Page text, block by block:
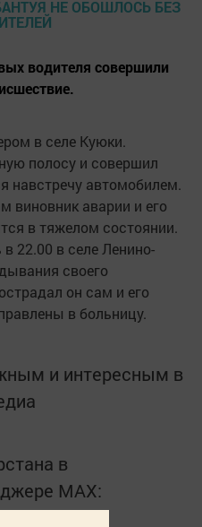
водителя совершили
в селе Куюки.
полосу и совершил
навстречу автомобилем.
виновник аварии и его
в тяжелом состоянии.
22.00 в селе Ленино-
своего
он сам и его
в больницу.
и интересным в
в
MАХ: